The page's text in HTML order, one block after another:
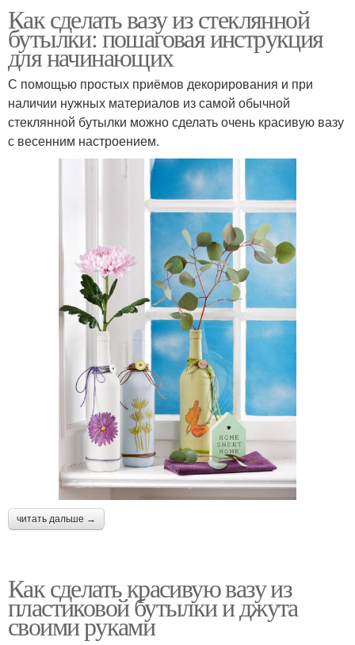
Как сделать вазу из стеклянной
бутылки: пошаговая инструкция
для начинающих
С помощью простых приёмов декорирования и при
наличии нужных материалов из самой обычной
стеклянной бутылки можно сделать очень красивую вазу
с весенним настроением.
читать дальше →
Как сделать красивую вазу из
пластиковой бутылки и джута
своими руками